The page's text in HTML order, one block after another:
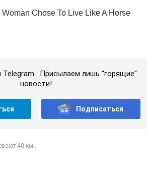
. Присылаем лишь "горящие"
новости!
Подписаться
40 км...